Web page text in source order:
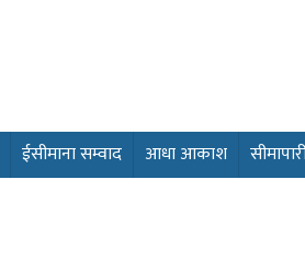
ईसीमाना सम्वाद आधा आकाश